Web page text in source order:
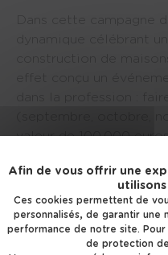
valeur de 100.000
selon HEXAOM à la
type de 90 m².
Début décembre a
Afin de vous offrir une
Ces cookies permettent de
personnalisés, de garantir une
performance de notre site.
de protection